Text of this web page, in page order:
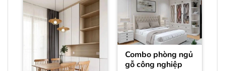
Combo phòng ngủ
gỗ công nghiệp